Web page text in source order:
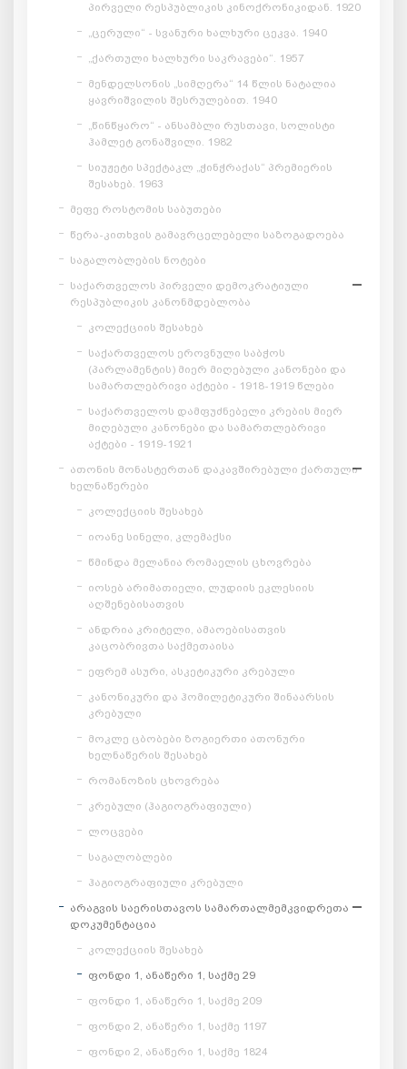
პირველი რესპუბლიკის კინოქრონიკიდან. 1920
„ცერული“ - სვანური ხალხური ცეკვა. 1940
„ქართული ხალხური საკრავები“. 1957
მენდელსონის „სიმღერა“ 14 წლის ნატალია
ყავრიშვილის შესრულებით. 1940
„წინწყარო“ - ანსამბლი რუსთავი, სოლისტი
ჰამლეტ გონაშვილი. 1982
სიუჟეტი სპექტაკლ „ჭინჭრაქას“ პრემიერის
შესახებ. 1963
მეფე როსტომის საბუთები
წერა-კითხვის გამავრცელებელი საზოგადოება
საგალობლების ნოტები
საქართველოს პირველი დემოკრატიული
რესპუბლიკის კანონმდებლობა
კოლექციის შესახებ
საქართველოს ეროვნული საბჭოს
(პარლამენტის) მიერ მიღებული კანონები და
სამართლებრივი აქტები - 1918-1919 წლები
საქართველოს დამფუძნებელი კრების მიერ
მიღებული კანონები და სამართლებრივი
აქტები - 1919-1921
ათონის მონასტერთან დაკავშირებული ქართული
ხელნაწერები
კოლექციის შესახებ
იოანე სინელი, კლემაქსი
წმინდა მელანია რომაელის ცხოვრება
იოსებ არიმათიელი, ლუდიის ეკლესიის
აღშენებისათვის
ანდრია კრიტელი, ამაოებისათვის
კაცობრივთა საქმეთაისა
ეფრემ ასური, ასკეტიკური კრებული
კანონიკური და ჰომილეტიკური შინაარსის
კრებული
მოკლე ცბობები ზოგიერთი ათონური
ხელნაწერის შესახებ
რომანოზის ცხოვრება
კრებული (ჰაგიოგრაფიული)
ლოცვები
საგალობლები
ჰაგიოგრაფიული კრებული
არაგვის საერისთავოს სამართალმემკვიდრეთა
დოკუმენტაცია
კოლექციის შესახებ
ფონდი 1, ანაწერი 1, საქმე 29
ფონდი 1, ანაწერი 1, საქმე 209
ფონდი 2, ანაწერი 1, საქმე 1197
ფონდი 2, ანაწერი 1, საქმე 1824